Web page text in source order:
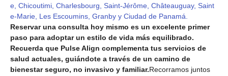
e, Chicoutimi, Charlesbourg, Saint-Jérôme, Châteauguay, Saint
e-Marie, Les Escoumins, Granby y Ciudad de Panamá.
Reservar una consulta hoy mismo es un excelente primer
paso para adoptar un estilo de vida más equilibrado.
Recuerda que Pulse Align complementa tus servicios de
salud actuales, guiándote a través de un camino de
bienestar seguro, no invasivo y familiar.Recorramos juntos